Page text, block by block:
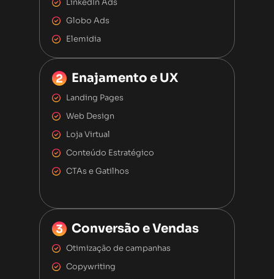
LinkedIn Ads
Globo Ads
Elemidia
Enajamento e UX
Landing Pages
Web Design
Loja Virtual
Conteúdo Estratégico
CTAs e Gatilhos
Conversão e Vendas
Otimização de campanhas
Copywriting